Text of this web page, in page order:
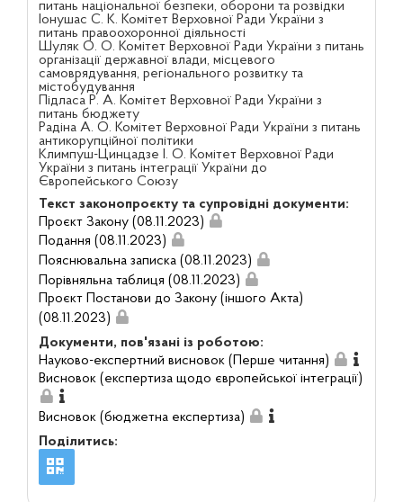
питань національної безпеки, оборони та розвідки
Іонушас С. К. Комітет Верховної Ради України з
питань правоохоронної діяльності
Шуляк О. О. Комітет Верховної Ради України з питань
організації державної влади, місцевого
самоврядування, регіонального розвитку та
містобудування
Підласа Р. А. Комітет Верховної Ради України з
питань бюджету
Радіна А. О. Комітет Верховної Ради України з питань
антикорупційної політики
Климпуш-Цинцадзе І. О. Комітет Верховної Ради
України з питань інтеграції України до
Європейського Союзу
Текст законопроєкту та супровідні документи:
Проєкт Закону (08.11.2023)
Подання (08.11.2023)
Пояснювальна записка (08.11.2023)
Порівняльна таблиця (08.11.2023)
Проєкт Постанови до Закону (іншого Акта)
(08.11.2023)
Документи, пов'язані із роботою:
Науково-експертний висновок (Перше читання)
Висновок (експертиза щодо європейської інтеграції)
Висновок (бюджетна експертиза)
Поділитись: